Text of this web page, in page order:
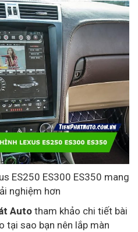
ES250 ES300 ES350 mang
nghiệm hơn
Autotham khảo chi tiết bài
tại sao bạn nên lắp màn